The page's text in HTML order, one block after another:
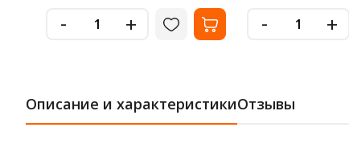
- + - +
Описание и характеристикиОтзывы